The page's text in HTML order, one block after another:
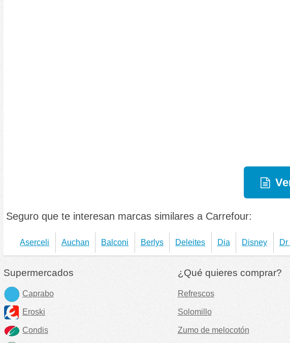
Seguro que te interesan marcas similares a Carrefour:
Aserceli Auchan Balconi Berlys Deleites Dia Disney Dr
Supermercados
Caprabo
Eroski
Condis
¿Qué quieres comprar?
Refrescos
Solomillo
Zumo de melocotón